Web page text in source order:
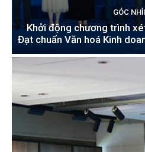
GÓC
Khởi động chương trình
Đạt chuẩn Văn hoá Kinh